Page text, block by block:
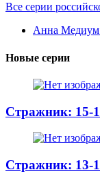
Все серии
Анна Медиум
Новые серии
Стражник: 15-
Стражник: 13-